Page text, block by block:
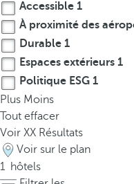
o
t
i
o
n
o
n
t
h
e
Accessible 1
À proximité des
Durable 1
Espaces extérieurs 1
Politique ESG 1
Plus Moins
Tout effacer
Voir XX Résultats
Voir sur le plan
1 hôtels